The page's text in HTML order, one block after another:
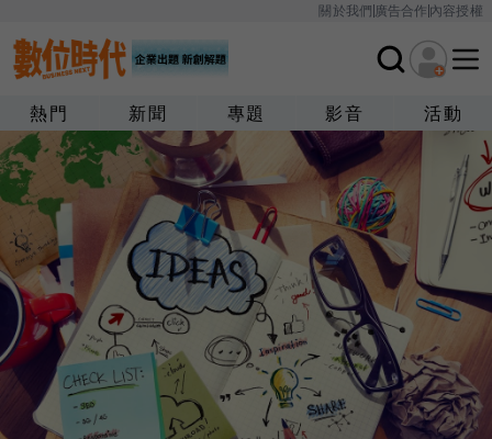
關於我們廣告合作內容授權
熱門 新聞 專題 影音 活動